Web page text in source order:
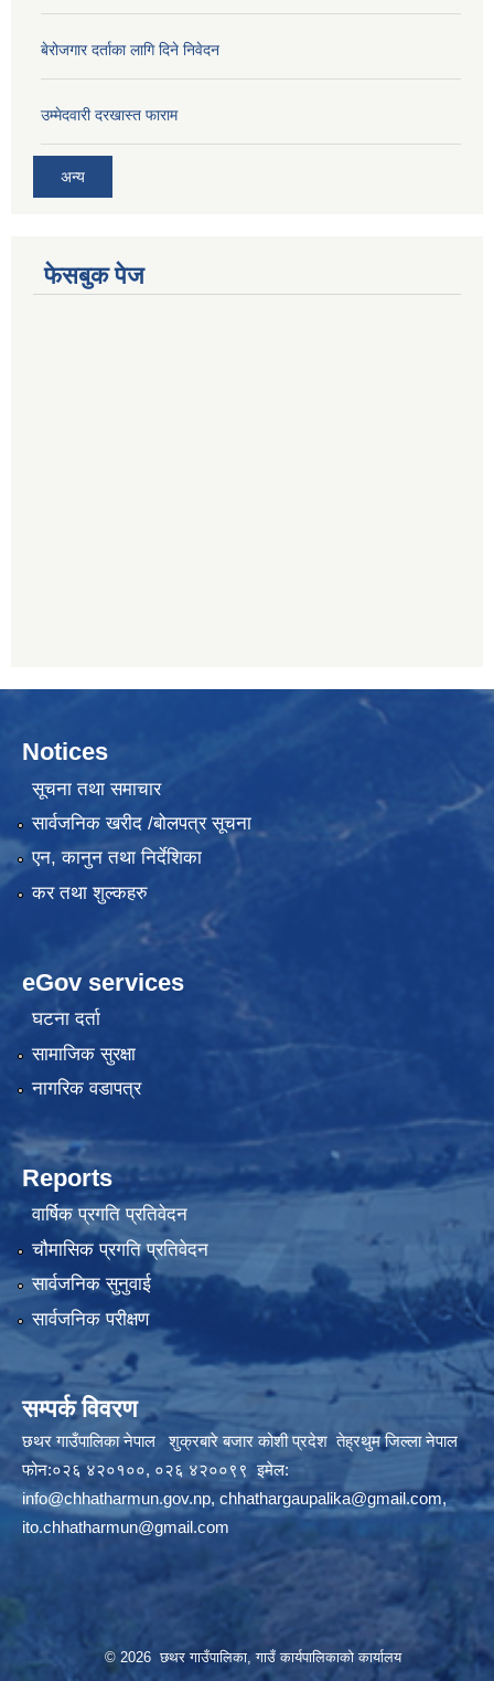
बेरोजगार दर्ताका लागि दिने निवेदन
उम्मेदवारी दरखास्त फाराम
अन्य
फेसबुक पेज
Notices
सूचना तथा समाचार
सार्वजनिक खरीद /बोलपत्र सूचना
एन, कानुन तथा निर्देशिका
कर तथा शुल्कहरु
eGov services
घटना दर्ता
सामाजिक सुरक्षा
नागरिक वडापत्र
Reports
वार्षिक प्रगति प्रतिवेदन
चौमासिक प्रगति प्रतिवेदन
सार्वजनिक सुनुवाई
सार्वजनिक परीक्षण
सम्पर्क विवरण
छथर गाउँपालिका नेपाल शुक्रबारे बजार कोशी प्रदेश तेह्रथुम जिल्ला नेपाल
फोन:०२६ ४२०१००, ०२६ ४२००९९ इमेल:
info@chhatharmun.gov.np, chhathargaupalika@gmail.com,
ito.chhatharmun@gmail.com
© 2026 छथर गाउँपालिका, गाउँ कार्यपालिकाको कार्यालय